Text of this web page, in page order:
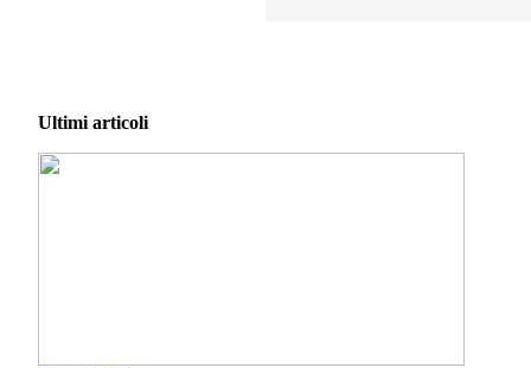
Ultimi articoli